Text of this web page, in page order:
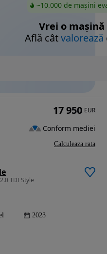
~10.000 de mașini
Vrei o mașină
Află câtvalorează
TDI Style
2023
17 950 EUR
Conform mediei
Calculeaza rata